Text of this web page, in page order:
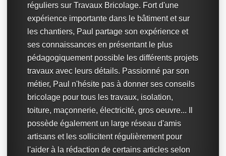
réguliers sur Travaux Bricolage. Fort d'une
expérience importante dans le bâtiment et sur
les chantiers, Paul partage son expérience et
ses connaissances en présentant le plus
pédagogiquement possible les différents projets
travaux avec leurs détails. Passionné par son
métier, Paul n'hésite pas à donner ses conseils
bricolage pour tous les travaux, isolation,
toiture, maçonnerie, électricité, gros oeuvre... Il
possède également un large réseau d'amis
artisans et les sollicitent régulièrement pour
l'aider à la rédaction de certains articles selon